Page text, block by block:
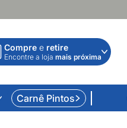
Compre e retire
Encontre a loja mais próxima
Carnê Pintos